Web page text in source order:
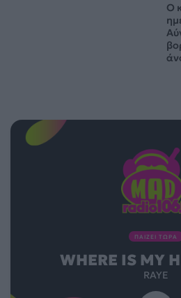
Ο
ΠΑΙΖΕΙ ΤΩΡΑ
WHERE IS MY
RAYE